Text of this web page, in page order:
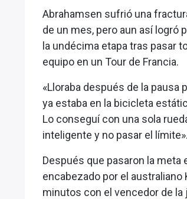
Abrahamsen sufrió una
de un mes, pero aun así logró
la undécima etapa tras pasar
equipo en un Tour de Francia.
«Lloraba después de la pausa
ya estaba en la bicicleta
Lo conseguí con una sola
inteligente y no pasar el
Después que pasaron la meta
encabezado por el australiano
minutos con el vencedor de la